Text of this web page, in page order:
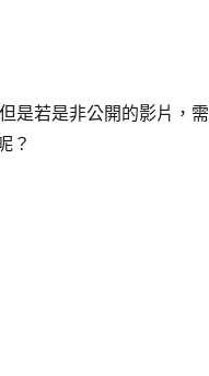
若是非公開的影片，需
？
〉